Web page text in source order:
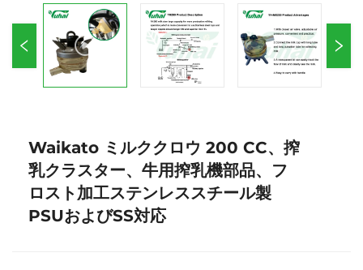
Waikato ミルククロウ 200 CC、搾
乳クラスター、牛用搾乳機部品、フ
ロスト加工ステンレススチール製
PSUおよびSS対応